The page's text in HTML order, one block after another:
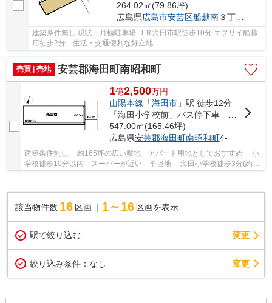
264.02㎡(79.86坪)
広島県広島市安芸区船越南３丁目7-
建築条件無し 現状：月極駐車場 ＪＲ海田市駅徒歩10分 エブリイ船越
店徒歩2分 生活・交通便利な好立地
売買 | 売地 安芸郡海田町南昭和町
1億2,500万円
山陽本線 「海田市」駅 徒歩12分
547.00㎡(165.46坪)
広島県安芸郡海田町南昭和町4-
建築条件無し 約165坪の広い敷地 アパート用地としておすすめ 小
学校徒歩10分以内 スーパーが近い 平坦地 海田小学校徒歩3分(約
該当物件数 16 区画 1～16 区画を表示
駅で絞り込む 変更
絞り込み条件： なし 変更